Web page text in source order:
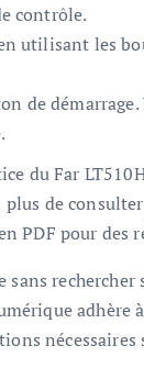
contrôle.
utilisant les
de
du Far
plus de
PDF pour des
sans
adhère